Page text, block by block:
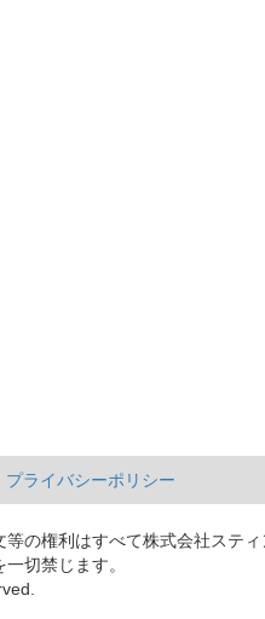
プライバシーポリシー
の権利はすべて株式会社スティ
切禁じます。